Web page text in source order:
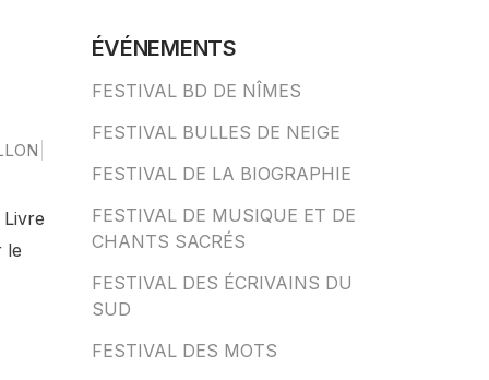
le
ÉVÉNEMENTS
FESTIVAL BD DE NÎMES
FESTIVAL BULLES DE NEIGE
FESTIVAL DE LA BIOGRAPHIE
FESTIVAL DE MUSIQUE ET DE
CHANTS SACRÉS
FESTIVAL DES ÉCRIVAINS DU
SUD
FESTIVAL DES MOTS